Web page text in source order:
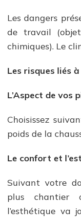
Les dangers
de travail
chimiques). Le
Les risques liés
L’Aspect de vos
Choisissez
poids de la
Le confort et
Suivant votre
plus chantier
l’esthétique va